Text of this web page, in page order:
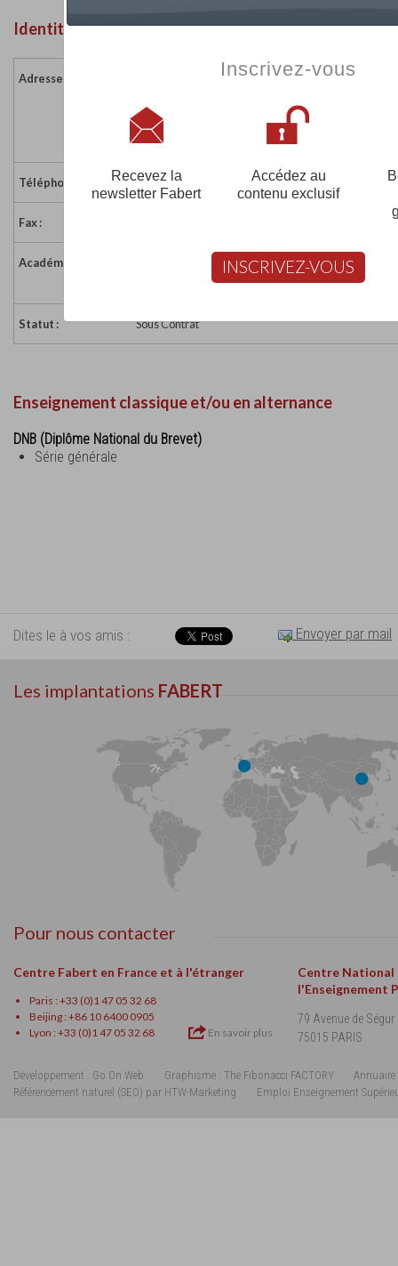
Identité de l'établissement
Adresse :
98814 OUVEA
Nouvelle-Calédonie
Téléphone : 687 45 72 19
Fax :
Académie :
Académie de la Nouvelle Calédonie
Académie de la Nouvelle Calédonie sur www.ac-
Statut : Sous Contrat
Enseignement classique et/ou en alternance
DNB (Diplôme National du Brevet)
Série générale
Dites le à vos amis : Envoyer par mail
Les implantations FABERT
Pour nous contacter
Centre Fabert en France et à l'étranger
Paris : +33 (0)1 47 05 32 68
Beijing : +86 10 6400 0905
Lyon : +33 (0)1 47 05 32 68
En savoir plus
Centre National
l'Enseignement
79 Avenue de Ségur
75015 PARIS
Développement : Go On Web Graphisme : The Fibonacci FACTORY
Annuaire
Référencement naturel (SEO) par HTW-Marketing
Emploi Enseignement
Inscrivez-vous
Recevez la
newsletter Fabert
Accédez au
contenu exclusif
INSCRIVEZ-VOUS